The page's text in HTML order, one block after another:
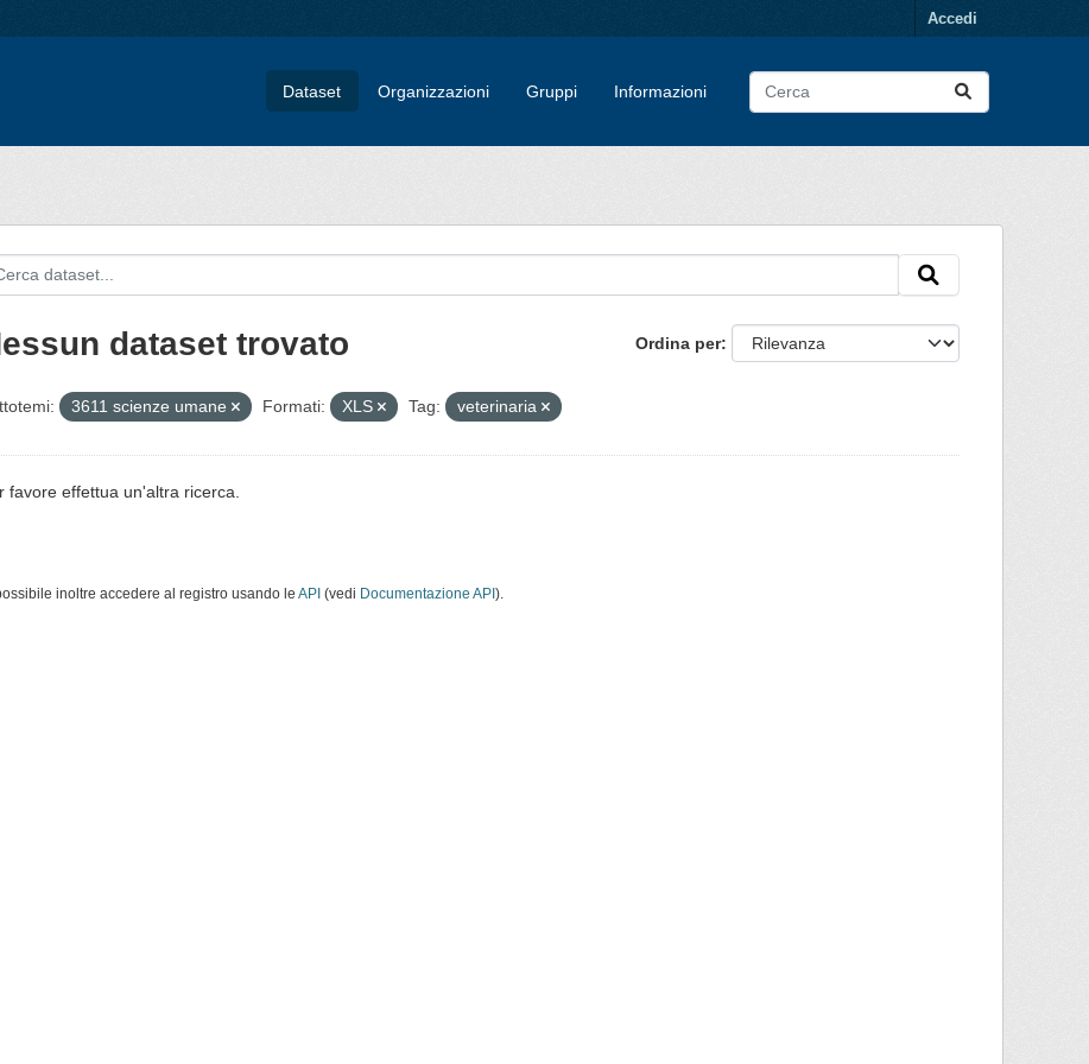
Accedi
Dataset Organizzazioni Gruppi Informazioni
Ordina per
dataset trovato
3611 scienze umane Formati: XLS Tag: veterinaria
favore effettua un'altra ricerca.
inoltre accedere al registro usando le API (vedi Documentazione API ).